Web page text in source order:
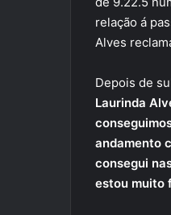
relação á
Alves
Depois de
Laurinda
andamento
consegui
estou muito